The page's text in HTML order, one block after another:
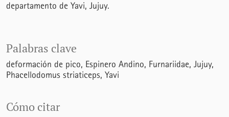
Palabras clave
deformación de pico Espinero Andino Furnariidae Jujuy
Phacellodomus striaticeps Yavi
Cómo citar
departamento de Yavi, Jujuy.